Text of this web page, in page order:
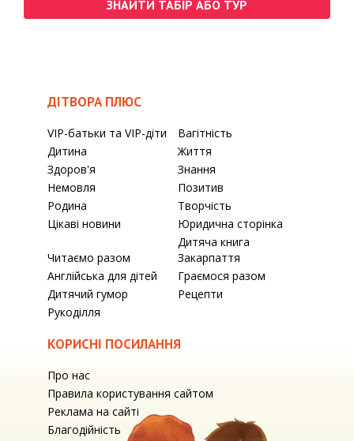
ЗНАЙТИ ТАБІР АБО ТУР
ДІТВОРА ПЛЮС
VIP-батьки та VIP-діти
Вагітність
Дитина
Життя
Здоров'я
Знання
Немовля
Позитив
Родина
Творчість
Цікаві новини
Юридична сторінка
Читаємо разом
Дитяча книга
Закарпаття
Англійська для дітей
Граємося разом
Дитячий гумор
Рецепти
Рукоділля
КОРИСНІ ПОСИЛАННЯ
Про нас
Правила користування сайтом
Реклама на сайті
Благодійність